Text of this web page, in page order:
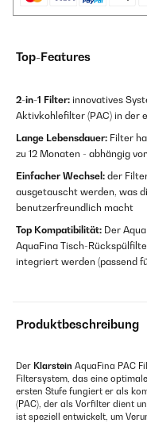
Top-Features
2-in-1 Filter: innovatives
Aktivkohlefilter (PAC) in der
Lange Lebensdauer: Filter
zu 12 Monaten - abhängig
Einfacher Wechsel: der
ausgetauscht werden, was
benutzerfreundlich macht
Top Kompatibilität: Der
AquaFina Tisch-
integriert werden (passend
Produktbeschreibung
Der Klarstein AquaFina PAC
Filtersystem, das eine
ersten Stufe fungiert er als
(PAC), der als Vorfilter dient
ist speziell entwickelt, um